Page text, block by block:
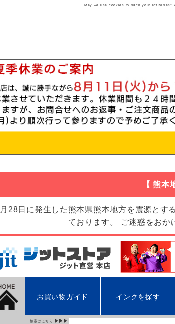
【 熊本
28日に発生した熊本県熊本地方を震源とす
ております。 ご迷惑をおか
お買い物ガイド インクを探す
検索はこちら
May we use cookies to track your